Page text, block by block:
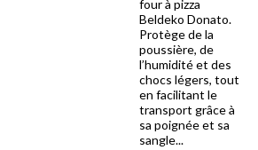
four à pizza
Beldeko Donato.
Protège de la
poussière, de
l’humidité et des
chocs légers, tout
en facilitant le
transport grâce à
sa poignée et sa
sangle...